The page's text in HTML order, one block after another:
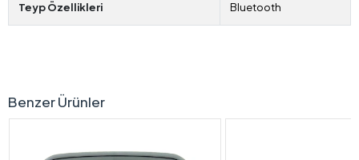
Teyp Özellikleri Bluetooth
Benzer Ürünler